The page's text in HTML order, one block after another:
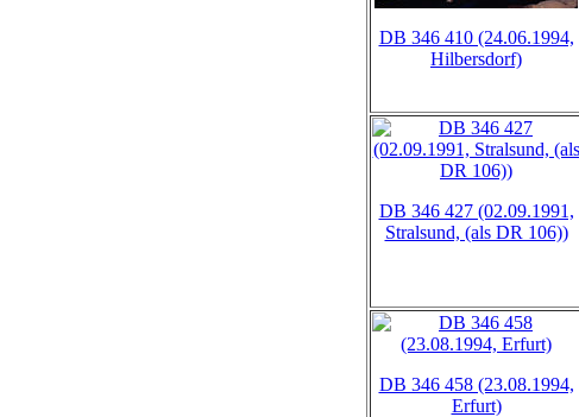
DB 346 410 (24.06.1994,
Hilbersdorf)
DB 346 427 (02.09.1991,
Stralsund, (als DR 106))
DB 346 458 (23.08.1994,
Erfurt)